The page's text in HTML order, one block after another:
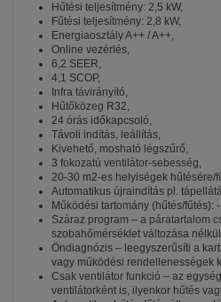
Hűtési teljesítmény: 2,5 kW,
Fűtési teljesítmény: 2,8 kW,
Energiaosztály A++ / A++,
Online vezérlés,
6,2 SEER,
4,1 SCOP,
Infra távirányító,
Hűtőközeg R32,
24 órás
Távoli indítás, leállítás,
Kivehető, mosható légszűrő,
3 fokozatú ventilátor-sebesség,
20-30 m2-es helyiségek hűtésére/
Automatikus újraindítás pl.
Működési tartomány (hűtés/fűtés):
Száraz program – a páratartalom
szobahőmérséklet változása
Öndiagnózis – leegyszerűsíti a
vagy működési rendellenességek
Csak ventilátor funkció – az
ventilátorként is, ilyenkor hűtés